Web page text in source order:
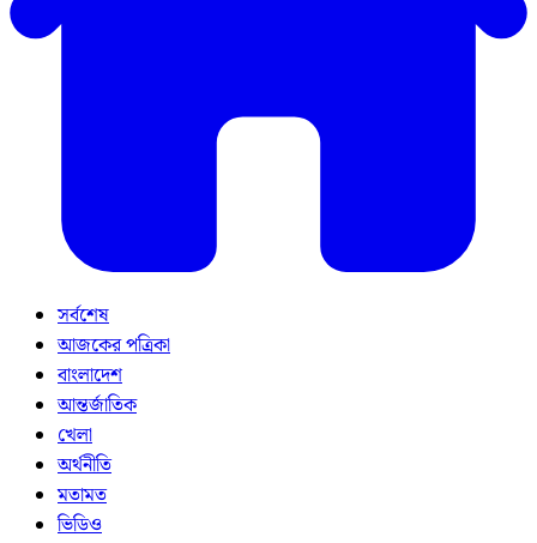
সর্বশেষ
আজকের পত্রিকা
বাংলাদেশ
আন্তর্জাতিক
খেলা
অর্থনীতি
মতামত
ভিডিও